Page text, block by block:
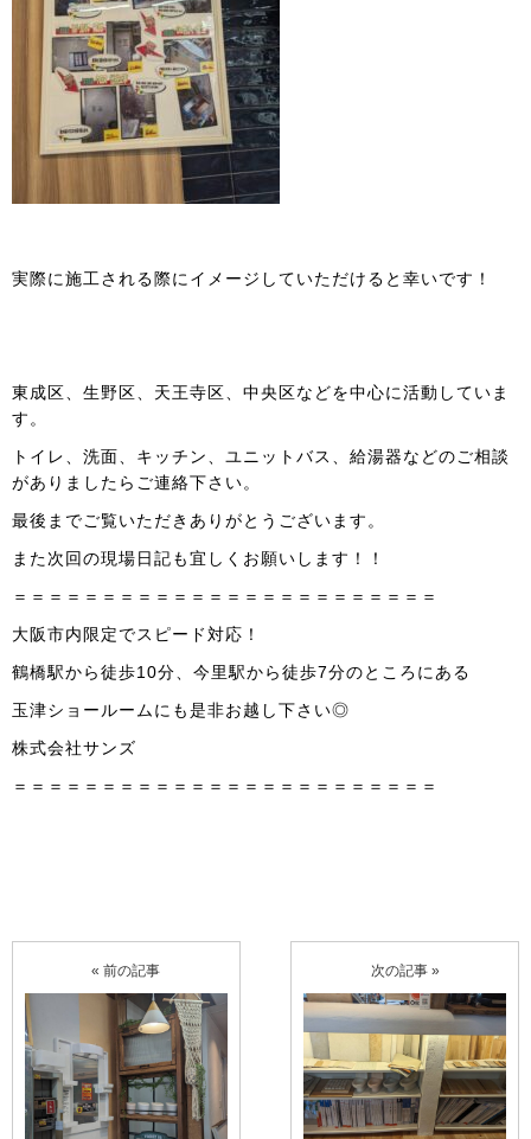
実際に施工される際にイメージしていただけると幸いです！
東成区、生野区、天王寺区、中央区などを中心に活動していま
す。
トイレ、洗面、キッチン、ユニットバス、給湯器などのご相談
がありましたらご連絡下さい。
最後までご覧いただきありがとうございます。
また次回の現場日記も宜しくお願いします！！
＝＝＝＝＝＝＝＝＝＝＝＝＝＝＝＝＝＝＝＝＝＝＝＝
大阪市内限定でスピード対応！
鶴橋駅から徒歩10分、今里駅から徒歩7分のところにある
玉津ショールームにも是非お越し下さい◎
株式会社サンズ
＝＝＝＝＝＝＝＝＝＝＝＝＝＝＝＝＝＝＝＝＝＝＝＝
« 前の記事 次の記事 »